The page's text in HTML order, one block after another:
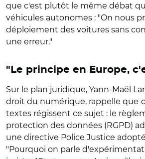
que c'est plutôt le même débat
véhicules autonomes : "On nous
déploiement des voitures sans
une erreur."
"Le principe en Europe,
Sur le plan juridique, Yann-Maël
droit du numérique, rappelle que
textes régissent ce sujet : le
protection des données (RGPD)
une directive Police Justice
"Pourquoi on parle